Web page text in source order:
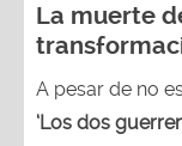
La muerte
A pesar de no
‘Los dos